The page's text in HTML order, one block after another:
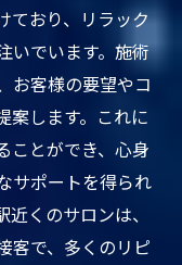
ており、リラック
いでいます。施術
お客様の要望やコ
案します。これに
ことができ、心身
サポートを得られ
くのサロンは、
客で、多くのリピ